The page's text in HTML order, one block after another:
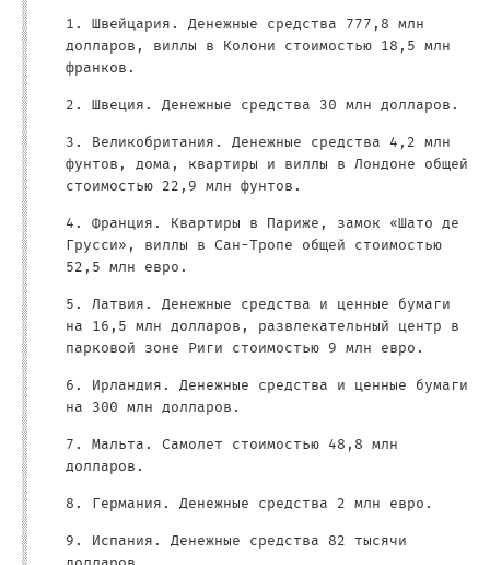
1. Швейцария. Денежные средства 777,8 млн
долларов, виллы в Колони стоимостью 18,5 млн
франков.
2. Швеция. Денежные средства 30 млн долларов.
3. Великобритания. Денежные средства 4,2 млн
фунтов, дома, квартиры и виллы в Лондоне общей
стоимостью 22,9 млн фунтов.
4. Франция. Квартиры в Париже, замок «Шато де
Грусси», виллы в Сан-Тропе общей стоимостью
52,5 млн евро.
5. Латвия. Денежные средства и ценные бумаги
на 16,5 млн долларов, развлекательный центр в
парковой зоне Риги стоимостью 9 млн евро.
6. Ирландия. Денежные средства и ценные бумаги
на 300 млн долларов.
7. Мальта. Самолет стоимостью 48,8 млн
долларов.
8. Германия. Денежные средства 2 млн евро.
9. Испания. Денежные средства 82 тысячи